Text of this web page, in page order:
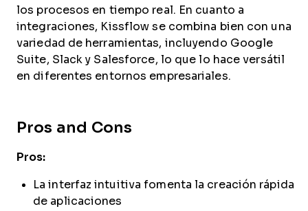
los procesos en tiempo real. En cuanto a
integraciones, Kissflow se combina bien con una
variedad de herramientas, incluyendo Google
Suite, Slack y Salesforce, lo que lo hace versátil
en diferentes entornos empresariales.
Pros and Cons
Pros:
La interfaz intuitiva fomenta la creación rápida
de aplicaciones